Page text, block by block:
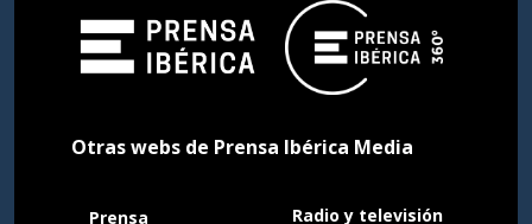
Otras webs de Prensa Ibérica Media
Prensa Radio y televisión